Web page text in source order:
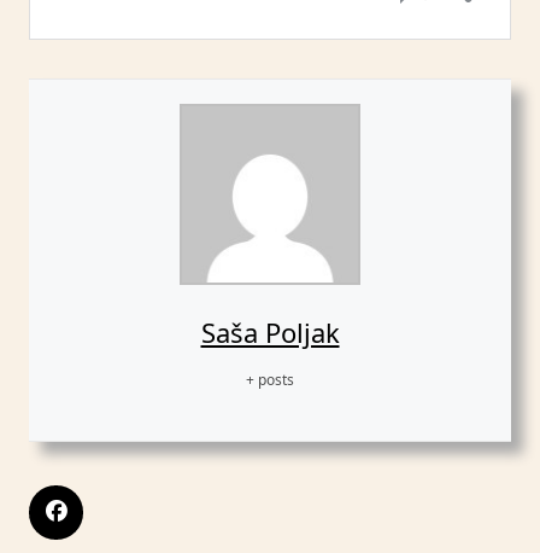
Saša Poljak
+ posts